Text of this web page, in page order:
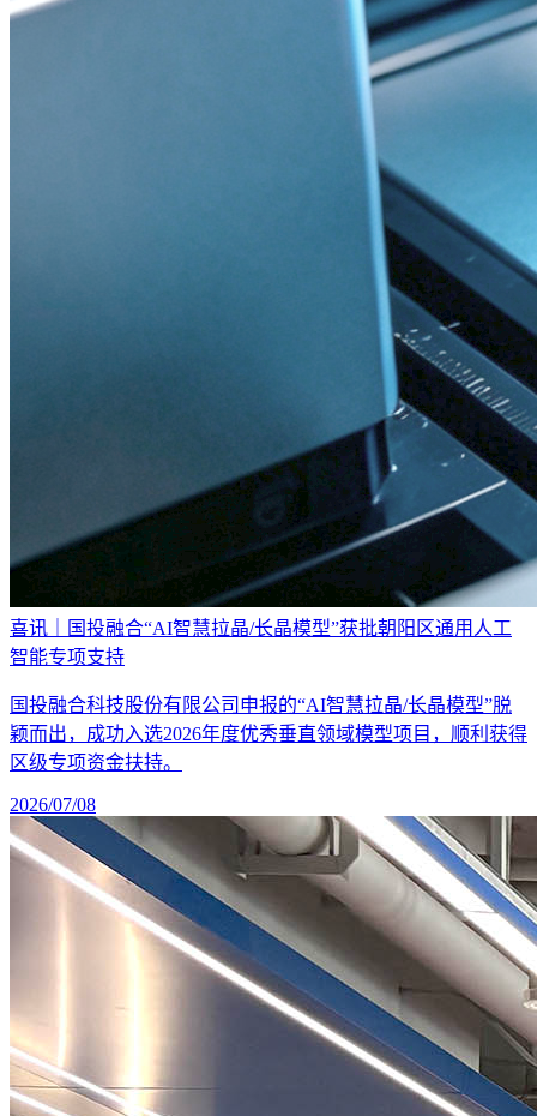
喜讯｜国投融合“AI智慧拉晶/长晶模型”获批朝阳区通用人工
智能专项支持
国投融合科技股份有限公司申报的“AI智慧拉晶/长晶模型”脱
颖而出，成功入选2026年度优秀垂直领域模型项目，顺利获得
区级专项资金扶持。
2026/07/08